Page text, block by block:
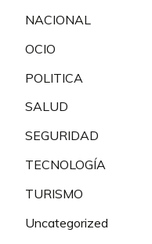
NACIONAL
OCIO
POLITICA
SALUD
SEGURIDAD
TECNOLOGÍA
TURISMO
Uncategorized